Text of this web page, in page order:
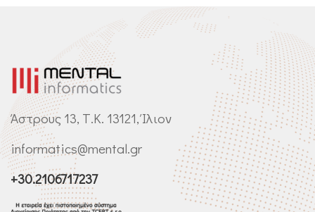
Άστρους 13, Τ.Κ. 13121, Ίλιον
informatics@mental.gr
+30.2106717237